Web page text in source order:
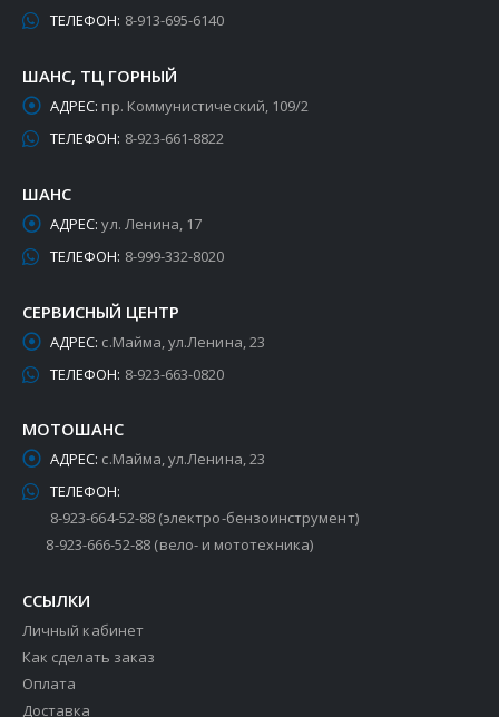
ТЕЛЕФОН: 8-913-695-6140
ШАНС, ТЦ ГОРНЫЙ
АДРЕС: пр. Коммунистический, 109/2
ТЕЛЕФОН: 8-923-661-8822
ШАНС
АДРЕС: ул. Ленина, 17
ТЕЛЕФОН: 8-999-332-8020
СЕРВИСНЫЙ ЦЕНТР
АДРЕС: с.Майма, ул.Ленина, 23
ТЕЛЕФОН: 8-923-663-0820
МОТОШАНС
АДРЕС: с.Майма, ул.Ленина, 23
ТЕЛЕФОН:
8-923-664-52-88 (электро-бензоинструмент)
8-923-666-52-88 (вело- и мототехника)
ССЫЛКИ
Личный кабинет
Как сделать заказ
Оплата
Доставка